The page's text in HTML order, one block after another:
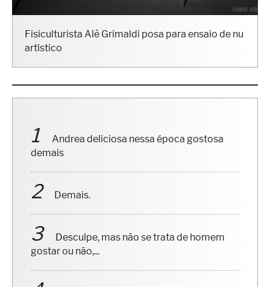
Fisiculturista Alê Grimaldi posa para ensaio de nu
artístico
Andrea deliciosa nessa época gostosa
demais
Demais.
Desculpe, mas não se trata de homem
gostar ou não,...